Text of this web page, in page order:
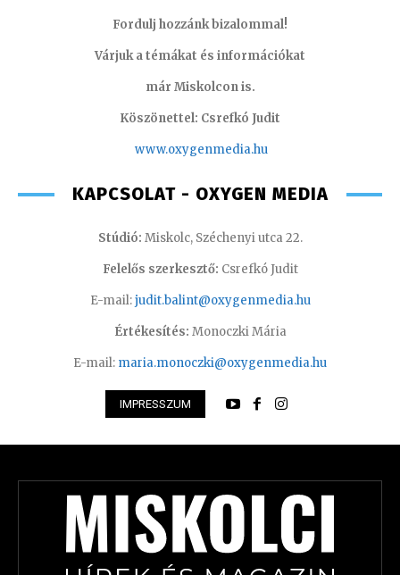
Fordulj hozzánk bizalommal!
Várjuk a témákat és információkat
már Miskolcon is.
Köszönettel: Csrefkó Judit
www.oxygenmedia.hu
KAPCSOLAT - OXYGEN MEDIA
Stúdió: Miskolc, Széchenyi utca 22.
Felelős szerkesztő: Csrefkó Judit
E-mail:judit.balint@oxygenmedia.hu
Értékesítés: Monoczki Mária
E-mail: maria.monoczki@oxygenmedia.hu
IMPRESSZUM